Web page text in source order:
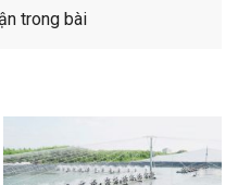
trong bài